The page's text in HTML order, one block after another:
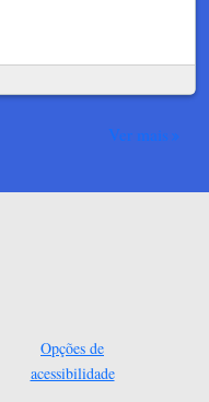
Ver mais
Opções de
acessibilidade